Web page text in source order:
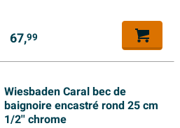
67,99
Wiesbaden Caral bec de
baignoire encastré rond 25 cm
1/2'' chrome